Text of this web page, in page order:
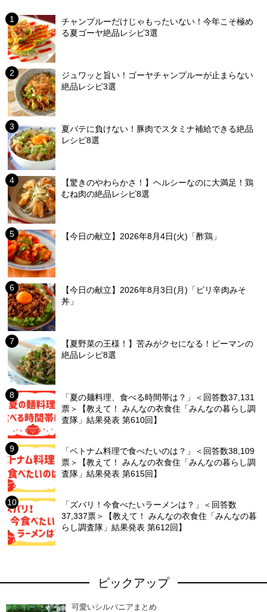
チャンプルーだけじゃもったいない！今年こそ極め
る夏ゴーヤ絶品レシピ3選
ジュワッと旨い！ゴーヤチャンプルーが止まらない
絶品レシピ3選
夏バテに負けない！豚肉でスタミナ補給できる絶品
レシピ8選
【驚きのやわらかさ！】ヘルシーなのに大満足！鶏
むね肉の絶品レシピ8選
【今日の献立】2026年8月4日(火)「酢鶏」
【今日の献立】2026年8月3日(月)「ピリ辛肉みそ
丼」
【夏野菜の王様！】苦みがクセになる！ピーマンの
絶品レシピ8選
「夏の麺料理、食べる時間帯は？」＜回答数37,131
票＞【教えて！ みんなの衣食住「みんなの暮らし調
査隊」結果発表 第610回】
「ベトナム料理で食べたいのは？」＜回答数38,109
票＞【教えて！ みんなの衣食住「みんなの暮らし調
査隊」結果発表 第615回】
「ズバリ！今食べたいラーメンは？」＜回答数
37,337票＞【教えて！ みんなの衣食住「みんなの暮
らし調査隊」結果発表 第612回】
ピックアップ
可愛いシルバニアまとめ